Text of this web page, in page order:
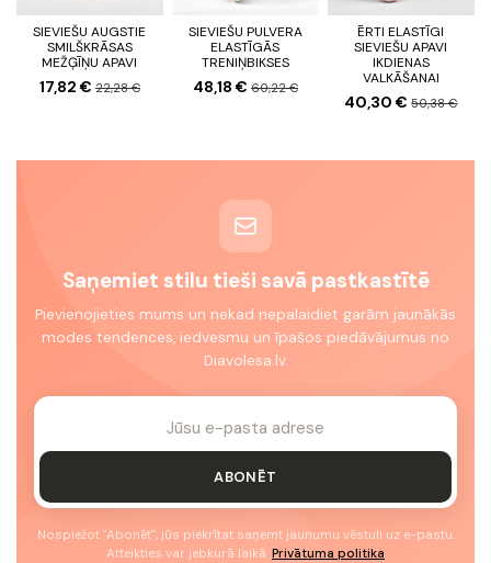
SIEVIEŠU AUGSTIE
SMILŠKRĀSAS
MEŽĢĪŅU APAVI
17,82 € 22,28 €
SIEVIEŠU PULVERA
ELASTĪGĀS
TRENIŅBIKSES
48,18 € 60,22 €
ĒRTI ELASTĪGI
SIEVIEŠU APAVI
IKDIENAS
VALKĀŠANAI
40,30 €50,38 €
Saņemiet stilu tieši savā pastkastītē
Pievienojieties mums un nekad nepalaidiet garām jaunākās
modes tendences, iedvesmu un īpašos piedāvājumus no
Diavolesa.lv.
ABONĒT
Nospiežot "Abonēt", jūs piekrītat saņemt jaunumu vēstuli uz e-pastu.
Atteikties var jebkurā laikā. Privātuma politika